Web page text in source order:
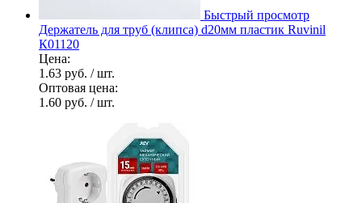
Быстрый просмотр
Держатель для труб (клипса) d20мм пластик Ruvinil
К01120
Цена:
1.63 руб. / шт.
Оптовая цена:
1.60 руб. / шт.